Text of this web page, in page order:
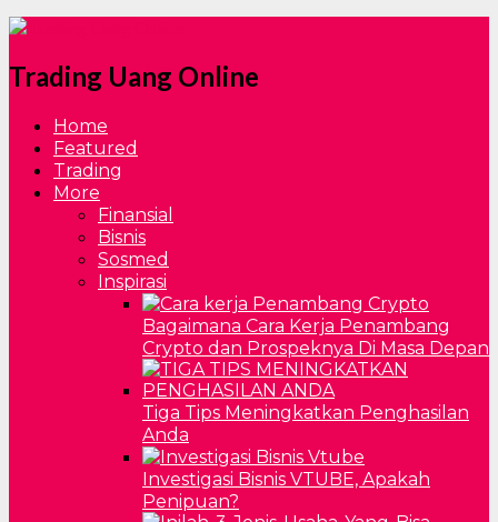
Trading Uang Online
Home
Featured
Trading
More
Finansial
Bisnis
Sosmed
Inspirasi
Bagaimana Cara Kerja Penambang
Crypto dan Prospeknya Di Masa Depan
Tiga Tips Meningkatkan Penghasilan
Anda
Investigasi Bisnis VTUBE, Apakah
Penipuan?